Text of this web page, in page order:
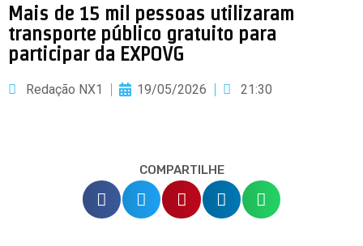
Mais de 15 mil pessoas utilizaram
transporte público gratuito para
participar da EXPOVG
Redação NX1 19/05/2026 21:30
COMPARTILHE